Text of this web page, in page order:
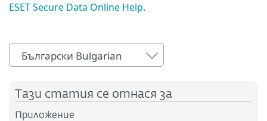
ESET Secure Data Online Help.
Български Bulgarian
Тази статия се отнася за
Приложение